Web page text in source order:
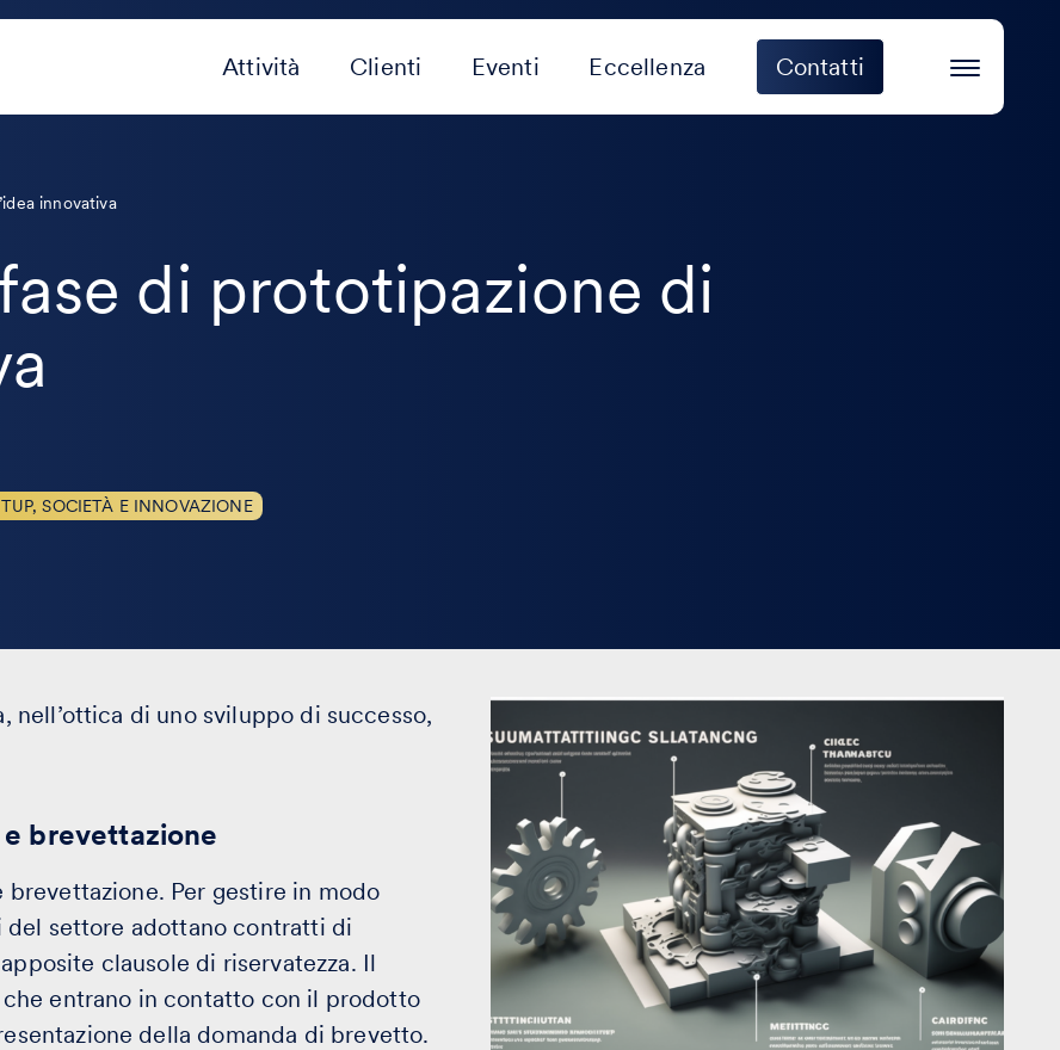
Attività Clienti Eventi Eccellenza Contatti
innovativa
di prototipazione di
SOCIETÀ E INNOVAZIONE
nell’ottica di uno sviluppo di successo,
brevettazione
Per gestire in modo
settore adottano contratti di
clausole di riservatezza. Il
entrano in contatto con il prodotto
della domanda di brevetto.